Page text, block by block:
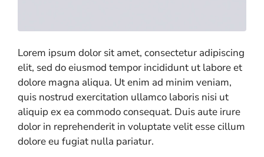
Lorem ipsum dolor sit amet, consectetur adipiscing
elit, sed do eiusmod tempor incididunt ut labore et
dolore magna aliqua. Ut enim ad minim veniam,
quis nostrud exercitation ullamco laboris nisi ut
aliquip ex ea commodo consequat. Duis aute irure
dolor in reprehenderit in voluptate velit esse cillum
dolore eu fugiat nulla pariatur.